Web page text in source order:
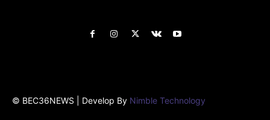
© BEC36NEWS | Develop By Nimble Technology